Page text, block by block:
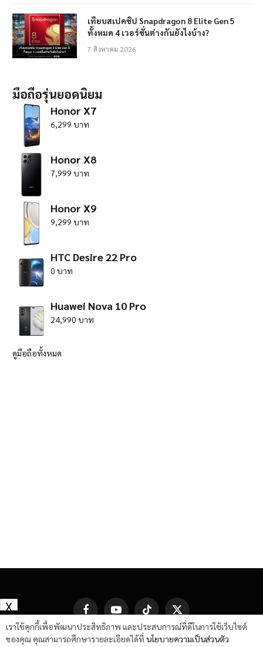
เทียบสเปคชิป Snapdragon 8 Elite Gen 5
ทั้งหมด 4 เวอร์ชั่นต่างกันยังไงบ้าง?
7 สิงหาคม 2026
มือถือรุ่นยอดนิยม
Honor X7
6,299 บาท
Honor X8
7,999 บาท
Honor X9
9,299 บาท
HTC Desire 22 Pro
0 บาท
Huawei Nova 10 Pro
24,990 บาท
ดูมือถือทั้งหมด
FacebookYouTube TikTok
X
(Twitter)
เราใช้คุกกี้เพื่อพัฒนาประสิทธิภาพ และประสบการณ์ที่ดีในการใช้เว็บไซต์
ของคุณ คุณสามารถศึกษารายละเอียดได้ที่ นโยบายความเป็นส่วนตัว
X